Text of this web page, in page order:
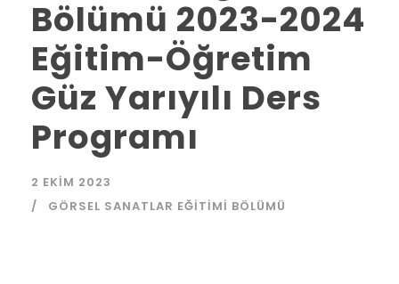
Bölümü 2023-2024
Eğitim-Öğretim
Güz Yarıyılı Ders
Programı
2 EKIM 2023
GÖRSEL SANATLAR EĞITIMI BÖLÜMÜ